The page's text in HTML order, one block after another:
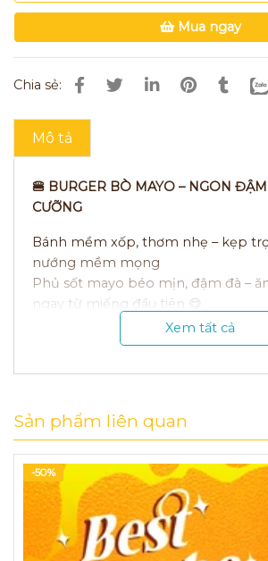
Mua ngay
Chia sẻ:
Mô tả
🍔 BURGER BÒ MAYO – NGON
CƯỠNG
Bánh mềm xốp, thơm nhẹ – kẹp
nướng mềm mọng
Phủ sốt mayo béo mịn, đậm đà –
ngay từ miếng đầu tiên 😋
✨ Bò mềm juicy – đậm vị, thơm lừng
✨ Rau tươi, cà chua – thêm chút
🥤 Tặng kèm 1 ly Pepsi nhỏ – mát
Thử một lần là nhớ hoài – chỉ có tại
HỆ THỐNG
NHƯỢNG QUYỀN
Xem tất cả
Sản phẩm liên quan
-50%